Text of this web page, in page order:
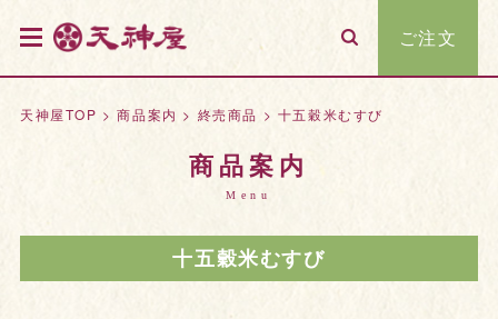
ご注文
天神屋TOP >商品案内 > 終売商品 > 十五穀米むすび
商品案内
Menu
十五穀米むすび